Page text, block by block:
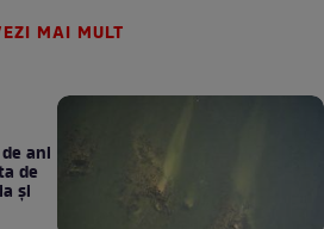
MAI MULT
ani
de
şi